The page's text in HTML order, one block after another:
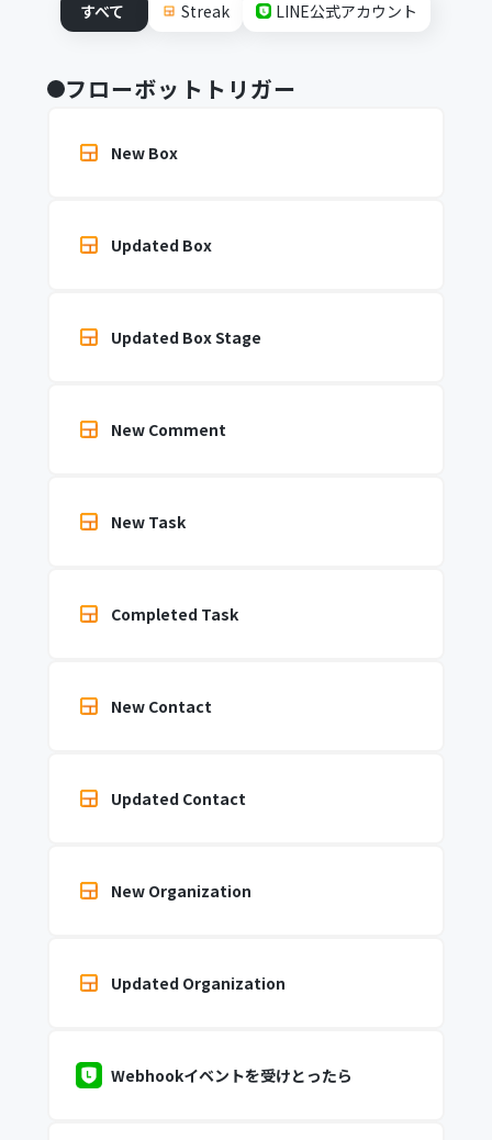
すべて
Streak LINE公式アカウント
フローボットトリガー
New Box
Updated Box
Updated Box Stage
New Comment
New Task
Completed Task
New Contact
Updated Contact
New Organization
Updated Organization
Webhookイベントを受けとったら